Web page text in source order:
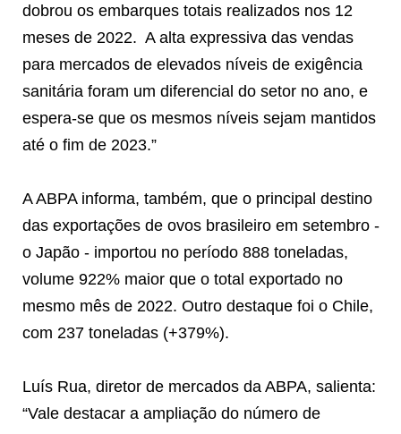
dobrou os embarques totais realizados nos 12
meses de 2022. A alta expressiva das vendas
para mercados de elevados níveis de exigência
sanitária foram um diferencial do setor no ano, e
espera-se que os mesmos níveis sejam mantidos
até o fim de 2023.”
A ABPA informa, também, que o principal destino
das exportações de ovos brasileiro em setembro -
o Japão - importou no período 888 toneladas,
volume 922% maior que o total exportado no
mesmo mês de 2022. Outro destaque foi o Chile,
com 237 toneladas (+379%).
Luís Rua, diretor de mercados da ABPA, salienta:
“Vale destacar a ampliação do número de